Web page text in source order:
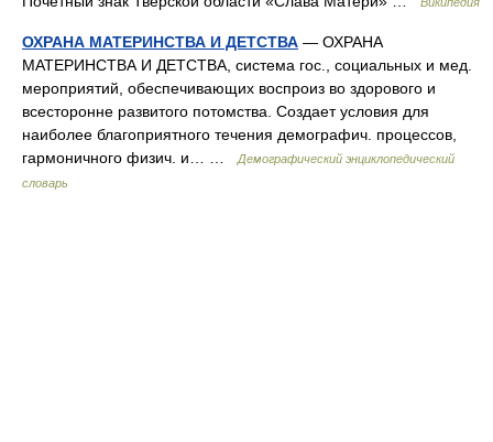
ОХРАНА МАТЕРИНСТВА И ДЕТСТВА — ОХРАНА
МАТЕРИНСТВА И ДЕТСТВА, система гос., социальных и мед.
мероприятий, обеспечивающих воспроиз во здорового и
всесторонне развитого потомства. Создает условия для
наиболее благоприятного течения демографич. процессов,
гармоничного физич. и… …
Демографический энциклопедический
словарь